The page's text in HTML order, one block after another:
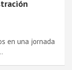
en una jornada